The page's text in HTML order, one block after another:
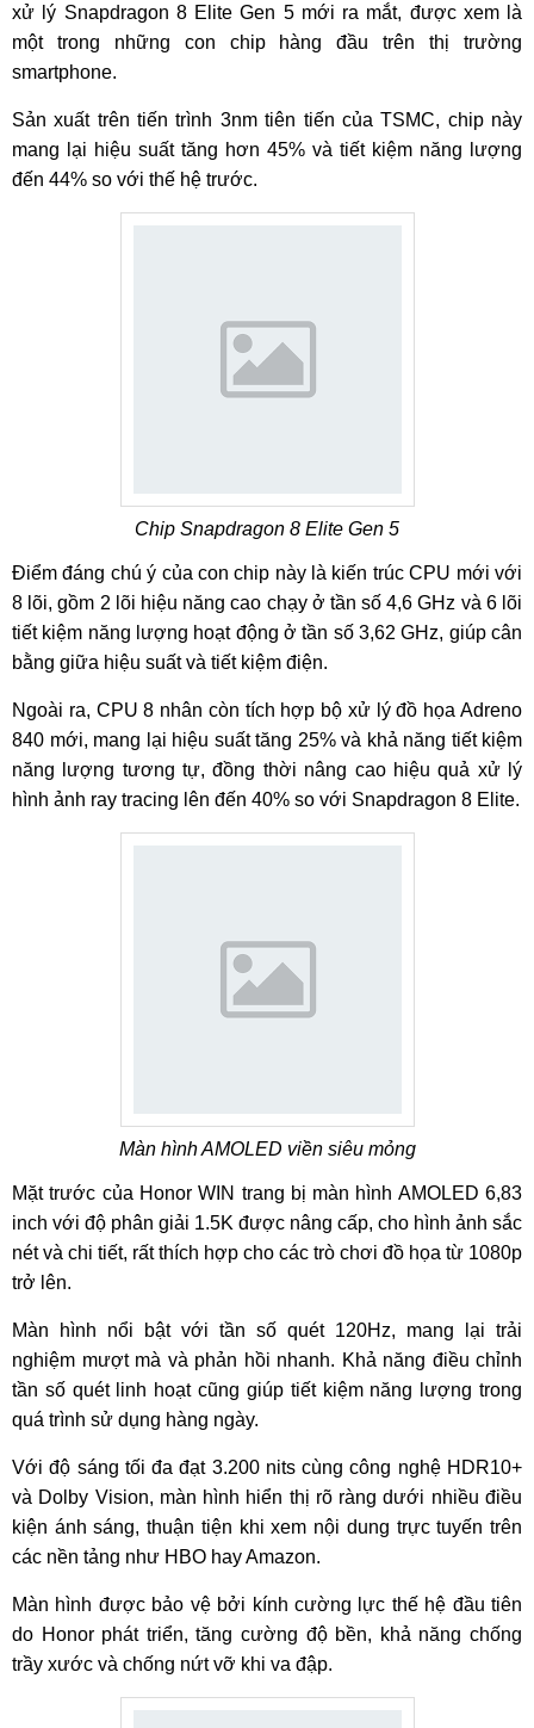
xử lý Snapdragon 8 Elite Gen 5 mới ra mắt, được xem là
một trong những con chip hàng đầu trên thị trường
smartphone.
Sản xuất trên tiến trình 3nm tiên tiến của TSMC, chip này
mang lại hiệu suất tăng hơn 45% và tiết kiệm năng lượng
đến 44% so với thế hệ trước.
Chip Snapdragon 8 Elite Gen 5
Điểm đáng chú ý của con chip này là kiến trúc CPU mới với
8 lõi, gồm 2 lõi hiệu năng cao chạy ở tần số 4,6 GHz và 6 lõi
tiết kiệm năng lượng hoạt động ở tần số 3,62 GHz, giúp cân
bằng giữa hiệu suất và tiết kiệm điện.
Ngoài ra, CPU 8 nhân còn tích hợp bộ xử lý đồ họa Adreno
840 mới, mang lại hiệu suất tăng 25% và khả năng tiết kiệm
năng lượng tương tự, đồng thời nâng cao hiệu quả xử lý
hình ảnh ray tracing lên đến 40% so với Snapdragon 8 Elite.
Màn hình AMOLED viền siêu mỏng
Mặt trước của Honor WIN trang bị màn hình AMOLED 6,83
inch với độ phân giải 1.5K được nâng cấp, cho hình ảnh sắc
nét và chi tiết, rất thích hợp cho các trò chơi đồ họa từ 1080p
trở lên.
Màn hình nổi bật với tần số quét 120Hz, mang lại trải
nghiệm mượt mà và phản hồi nhanh. Khả năng điều chỉnh
tần số quét linh hoạt cũng giúp tiết kiệm năng lượng trong
quá trình sử dụng hàng ngày.
Với độ sáng tối đa đạt 3.200 nits cùng công nghệ HDR10+
và Dolby Vision, màn hình hiển thị rõ ràng dưới nhiều điều
kiện ánh sáng, thuận tiện khi xem nội dung trực tuyến trên
các nền tảng như HBO hay Amazon.
Màn hình được bảo vệ bởi kính cường lực thế hệ đầu tiên
do Honor phát triển, tăng cường độ bền, khả năng chống
trầy xước và chống nứt vỡ khi va đập.